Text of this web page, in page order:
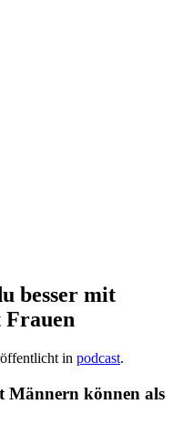
besser mit
Frauen
in podcast.
Männern können als